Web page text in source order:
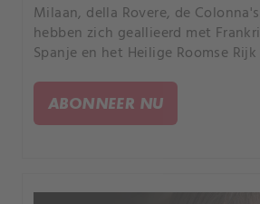
Milaan, della Rovere, de
hebben zich geallieerd met
Spanje en het Heilige Roomse
ABONNEER NU